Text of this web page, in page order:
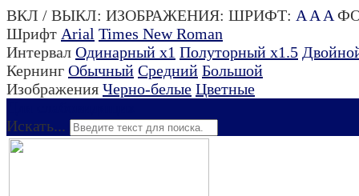
ВКЛ / ВЫКЛ: ИЗОБРАЖЕНИЯ: ШРИФТ: A A A
Шрифт Arial Times New Roman
Интервал Одинарный х1 Полуторный х1.5
Кернинг Обычный Средний Большой
Изображения Черно-белые Цветные
Искать...